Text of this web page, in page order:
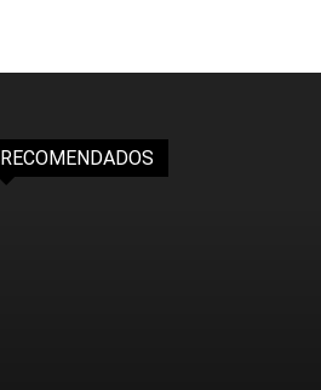
RECOMENDADOS